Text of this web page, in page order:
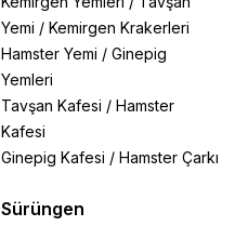
Yemi / Kemirgen Krakerleri
Hamster Yemi / Ginepig
Yemleri
Tavşan Kafesi / Hamster
Kafesi
Ginepig Kafesi / Hamster Çarkı
Sürüngen